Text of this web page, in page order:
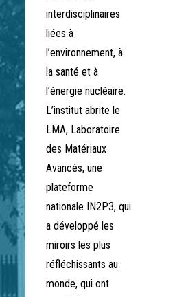
interdisciplinaires
liées à
l’environnement, à
la santé et à
l’énergie nucléaire.
L’institut abrite le
LMA, Laboratoire
des Matériaux
Avancés, une
plateforme
nationale IN2P3, qui
a développé les
miroirs les plus
réfléchissants au
monde, qui ont